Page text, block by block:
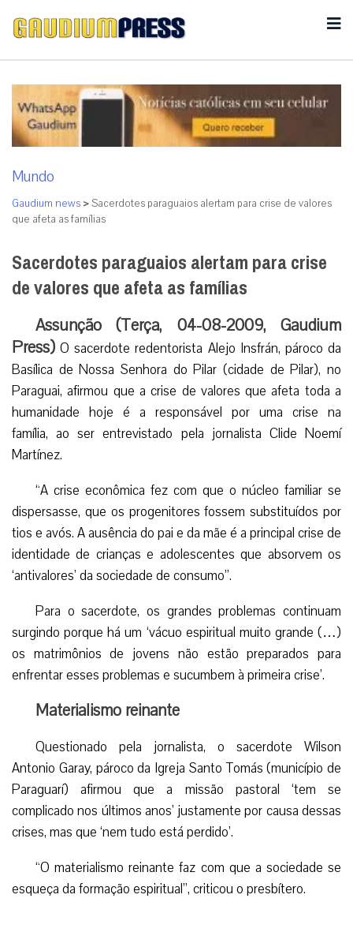
Mundo
Gaudium news >Sacerdotes paraguaios alertam para crise de valores
que afeta as famílias
Sacerdotes paraguaios alertam para crise
de valores que afeta as famílias
Assunção (Terça, 04-08-2009, Gaudium
Press) O sacerdote redentorista Alejo Insfrán, pároco da
Basílica de Nossa Senhora do Pilar (cidade de Pilar), no
Paraguai, afirmou que a crise de valores que afeta toda a
humanidade hoje é a responsável por uma crise na
família, ao ser entrevistado pela jornalista Clide Noemí
Martínez.
“A crise econômica fez com que o núcleo familiar se
dispersasse, que os progenitores fossem substituídos por
tios e avós. A ausência do pai e da mãe é a principal crise de
identidade de crianças e adolescentes que absorvem os
‘antivalores’ da sociedade de consumo”.
Para o sacerdote, os grandes problemas continuam
surgindo porque há um ‘vácuo espiritual muito grande (…)
os matrimônios de jovens não estão preparados para
enfrentar esses problemas e sucumbem à primeira crise’.
Materialismo reinante
Questionado pela jornalista, o sacerdote Wilson
Antonio Garay, pároco da Igreja Santo Tomás (município de
Paraguarí) afirmou que a missão pastoral ‘tem se
complicado nos últimos anos’ justamente por causa dessas
crises, mas que ‘nem tudo está perdido’.
“O materialismo reinante faz com que a sociedade se
esqueça da formação espiritual”, criticou o presbítero.